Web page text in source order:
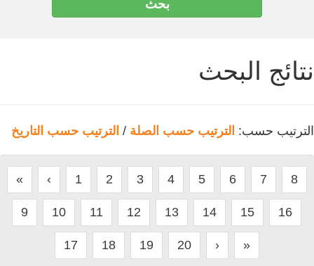
نتائج البحث
الترتيب حسب: الترتيب حسب الصلة / الترتيب حسب التاريخ
« ‹ 1 2 3 4 5 6 7 8
9 10 11 12 13 14 15 16
17 18 19 20 › »